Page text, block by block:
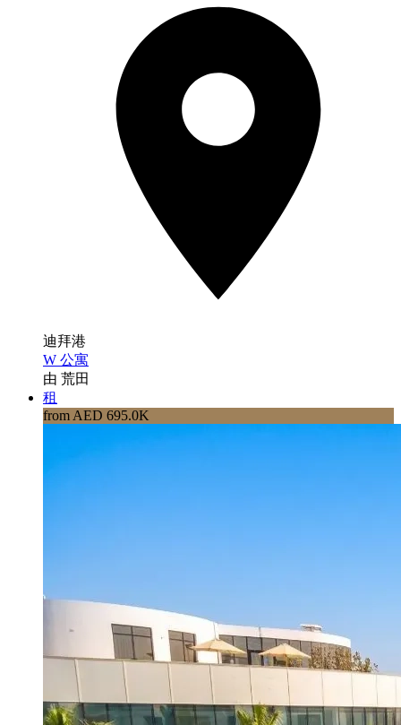
迪拜港
W 公寓
由 荒田
租
from AED 695.0K